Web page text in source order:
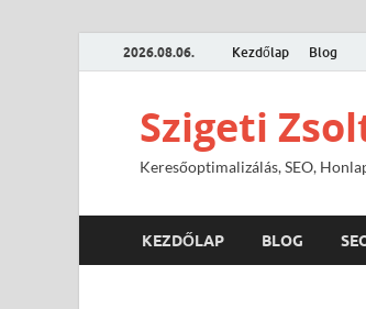
2026.08.06. Kezdőlap Blog
Szigeti
Keresőoptimalizálás, SEO,
KEZDŐLAP BLOG